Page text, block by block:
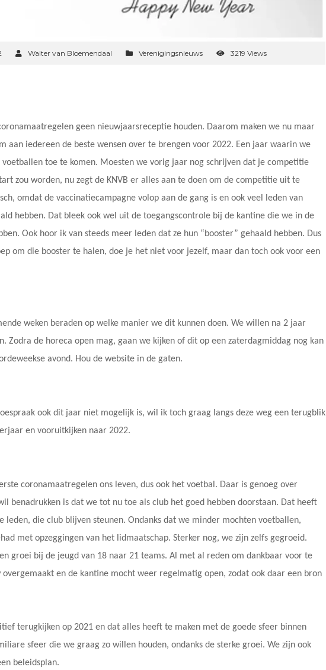
Walter van Bloemendaal Verenigingsnieuws 3219 Views
geen nieuwjaarsreceptie houden. Daarom maken we nu maar
aan iedereen de beste wensen over te brengen voor 2022. Een jaar waarin we
toe te komen. Moesten we vorig jaar nog schrijven dat je competitie
zou worden, nu zegt de KNVB er alles aan te doen om de competitie uit te
omdat de vaccinatiecampagne volop aan de gang is en ook veel leden van
hebben. Dat bleek ook wel uit de toegangscontrole bij de kantine die we in de
Ook hoor ik van steeds meer leden dat ze hun “booster” gehaald hebben. Dus
om die booster te halen, doe je het niet voor jezelf, maar dan toch ook voor een
weken beraden op welke manier we dit kunnen doen. We willen na 2 jaar
Zodra de horeca open mag, gaan we kijken of dit op een zaterdagmiddag nog kan
avond. Hou de website in de gaten.
ook dit jaar niet mogelijk is, wil ik toch graag langs deze weg een terugblik
en vooruitkijken naar 2022.
coronamaatregelen ons leven, dus ook het voetbal. Daar is genoeg over
benadrukken is dat we tot nu toe als club het goed hebben doorstaan. Dat heeft
leden, die club blijven steunen. Ondanks dat we minder mochten voetballen,
met opzeggingen van het lidmaatschap. Sterker nog, we zijn zelfs gegroeid.
groei bij de jeugd van 18 naar 21 teams. Al met al reden om dankbaar voor te
en de kantine mocht weer regelmatig open, zodat ook daar een bron
terugkijken op 2021 en dat alles heeft te maken met de goede sfeer binnen
sfeer die we graag zo willen houden, ondanks de sterke groei. We zijn ook
beleidsplan.